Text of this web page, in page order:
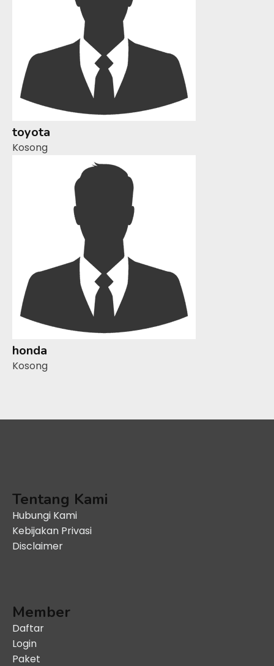
toyota
Kosong
honda
Kosong
Tentang Kami
Hubungi Kami
Kebijakan Privasi
Disclaimer
Member
Daftar
Login
Paket